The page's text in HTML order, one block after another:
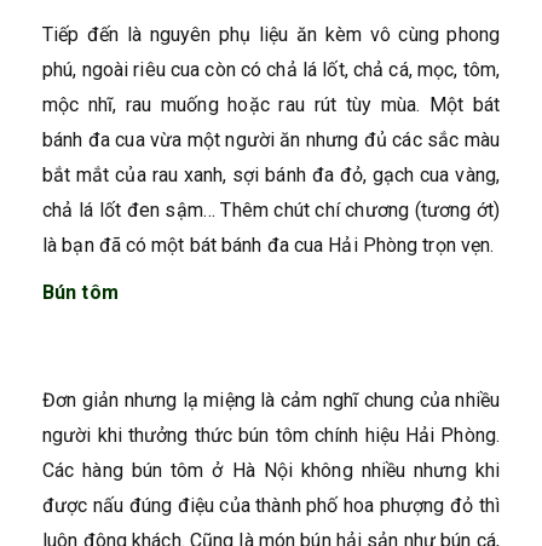
Tiếp đến là nguyên phụ liệu ăn kèm vô cùng phong
phú, ngoài riêu cua còn có chả lá lốt, chả cá, mọc, tôm,
mộc nhĩ, rau muống hoặc rau rút tùy mùa. Một bát
bánh đa cua vừa một người ăn nhưng đủ các sắc màu
bắt mắt của rau xanh, sợi bánh đa đỏ, gạch cua vàng,
chả lá lốt đen sậm… Thêm chút chí chương (tương ớt)
là bạn đã có một bát bánh đa cua Hải Phòng trọn vẹn.
Bún tôm
Đơn giản nhưng lạ miệng là cảm nghĩ chung của nhiều
người khi thưởng thức bún tôm chính hiệu Hải Phòng.
Các hàng bún tôm ở Hà Nội không nhiều nhưng khi
được nấu đúng điệu của thành phố hoa phượng đỏ thì
luôn đông khách. Cũng là món bún hải sản như bún cá,